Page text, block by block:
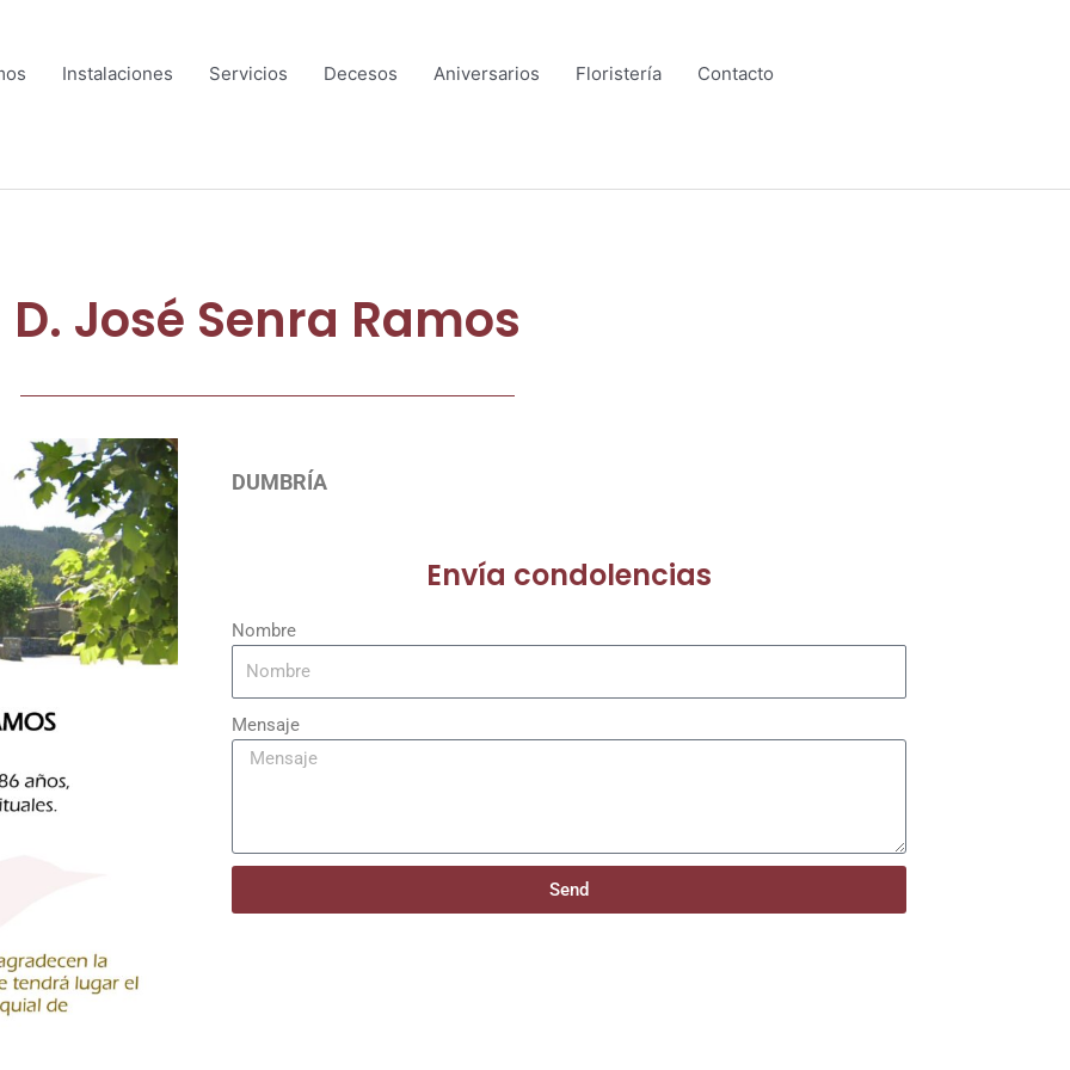
Instalaciones Servicios Decesos Aniversarios Floristería Contacto
D. José Senra Ramos
DUMBRÍA
Envía condolencias
Nombre
Mensaje
Send